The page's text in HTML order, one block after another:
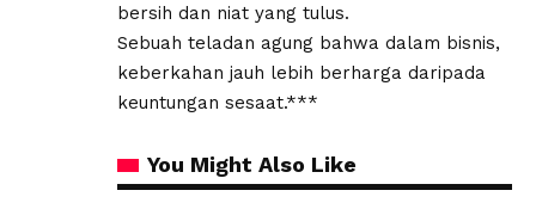
bersih dan niat yang tulus.
Sebuah teladan agung bahwa dalam bisnis,
keberkahan jauh lebih berharga daripada
keuntungan sesaat.***
You Might Also Like